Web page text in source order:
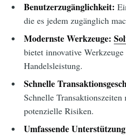
Benutzerzugänglichkeit:
die es jedem zugänglich
Modernste Werkzeuge:
bietet innovative
Handelsleistung.
Schnelle
Schnelle Transaktionszeiten
potenzielle Risiken.
Umfassende